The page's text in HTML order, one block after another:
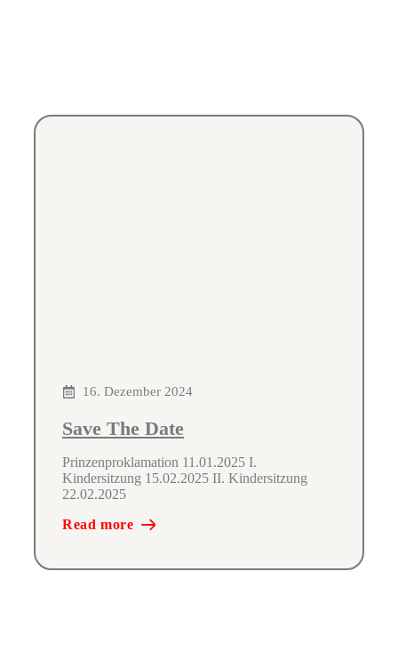
16. Dezember 2024
Save The Date
Prinzenproklamation 11.01.2025 I.
Kindersitzung 15.02.2025 II. Kindersitzung
22.02.2025
Read more